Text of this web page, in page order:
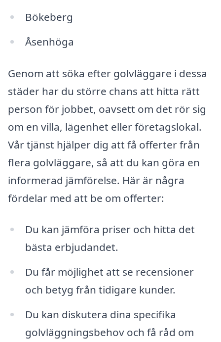
Bökeberg
Åsenhöga
Genom att söka efter golvläggare i dessa
städer har du större chans att hitta rätt
person för jobbet, oavsett om det rör sig
om en villa, lägenhet eller företagslokal.
Vår tjänst hjälper dig att få offerter från
flera golvläggare, så att du kan göra en
informerad jämförelse. Här är några
fördelar med att be om offerter:
Du kan jämföra priser och hitta det
bästa erbjudandet.
Du får möjlighet att se recensioner
och betyg från tidigare kunder.
Du kan diskutera dina specifika
golvläggningsbehov och få råd om